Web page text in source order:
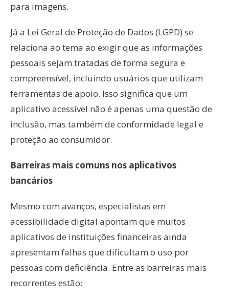
para imagens.
Já a Lei Geral de Proteção de Dados (LGPD) se
relaciona ao tema ao exigir que as informações
pessoais sejam tratadas de forma segura e
compreensível, incluindo usuários que utilizam
ferramentas de apoio. Isso significa que um
aplicativo acessível não é apenas uma questão de
inclusão, mas também de conformidade legal e
proteção ao consumidor.
Barreiras mais comuns nos aplicativos
bancários
Mesmo com avanços, especialistas em
acessibilidade digital apontam que muitos
aplicativos de instituições financeiras ainda
apresentam falhas que dificultam o uso por
pessoas com deficiência. Entre as barreiras mais
recorrentes estão: